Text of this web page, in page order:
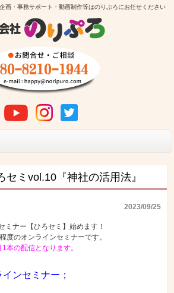
画・事務サポート・動画制作等はのりぷろにお任せください
セミvol.10『神社の活用法』
2023/09/25
ミナー【ひろセミ】始めます！
度のオンラインセミナーです。
本の配信となります。
ンセミナー；